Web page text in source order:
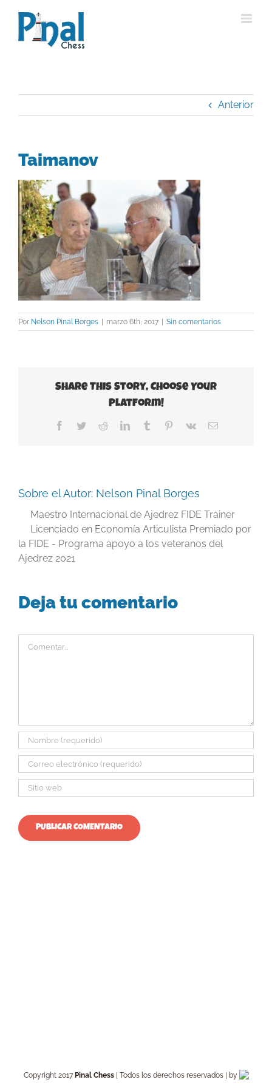
contenido
Anterior
Taimanov
Por Nelson Pinal Borges | marzo 6th, 2017 | Sin comentarios
Share This Story, Choose Your
Platform!
Facebook
TwitterRedditLinkedInTumblr Pinterest
Vk
Correo
Sobre el Autor: Nelson Pinal Borges
Maestro Internacional de Ajedrez FIDE Trainer
Licenciado en Economía Articulista Premiado por
la FIDE - Programa apoyo a los veteranos del
Ajedrez 2021
Deja tu comentario
Copyright 2017 Pinal Chess| Todos los derechos reservados | by